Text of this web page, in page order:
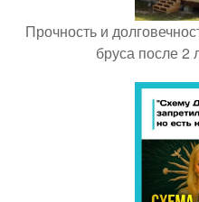
Прочность и
бруса после 2